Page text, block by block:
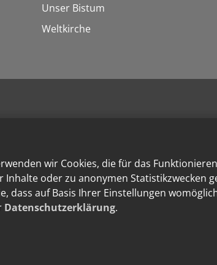
wir Cookies, die für das
oder zu anonymen Statistikzwecken
dass auf Basis Ihrer Einstellungen
Datenschutzerklärung.
Unser Bistum
Weltkirche